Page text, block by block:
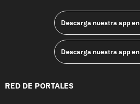
Descarga nuestra app en
Descarga nuestra app en
RED DE PORTALES